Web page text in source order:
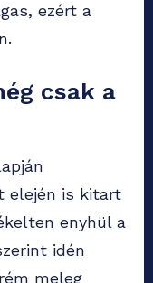
ezért a
csak a
elején is kitart
enyhül a
idén
meleg